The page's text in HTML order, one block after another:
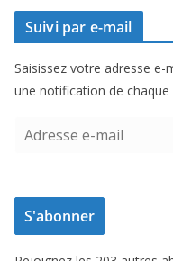
Suivi par e-mail
Saisissez votre adresse
une notification de
e
s
S'abonner